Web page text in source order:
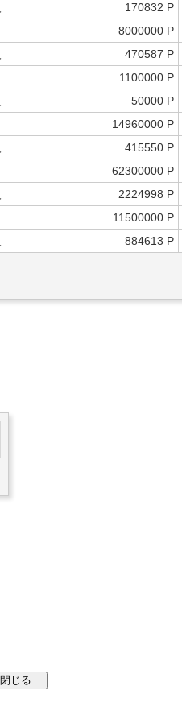
170832 P
8000000 P
470587 P
1100000 P
50000 P
14960000 P
415550 P
62300000 P
2224998 P
11500000 P
884613 P